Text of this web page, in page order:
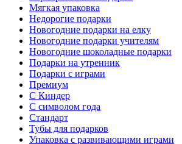
Мягкая упаковка
Недорогие подарки
Новогодние подарки на елку
Новогодние подарки учителям
Новогодние шоколадные подарки
Подарки на утренник
Подарки с играми
Премиум
С Киндер
С символом года
Стандарт
Тубы для подарков
Упаковка с развивающими играми